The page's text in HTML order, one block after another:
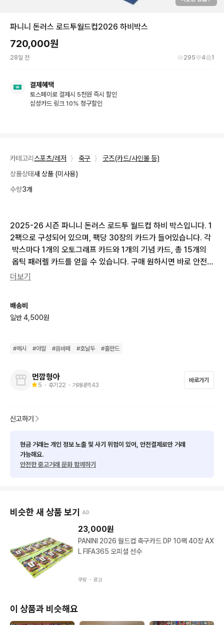
파니니 돈러스 로드투월드컵2026 하비박스
720,000원
28일 전 295 4 1
결제혜택
토스페이로 결제시 5천원 즉시 할인
삼성카드 링크 10% 청구할인
카테고리 스포츠/레저 〉 축구 〉
굿즈(카드/사인볼 등)
상품상태새 상품 (미사용)
수량3개
2025-26 시즌 파니니 돈러스 로드투 월드컵 하비 박스입니다. 1
2팩으로 구성되어 있으며, 팩당 30장의 카드가 들어있습니다. 각
박스마다 1개의 오토그래프 카드와 1개의 기념 카드, 총 15개의
옵틱 패러렐 카드를 얻을 수 있습니다. 구매 원하시면 바로 안전결
제 해주시면 됩니다!
더보기
배송비
일반 4,500원
#메시 #야말 #음바페 #호날두 #홀란드
먼깜형아
5 ・ 후기 22 ・ 거래내역 43
바로가기
신고하기
현금 거래는 개인 정보 노출 및 사기 위험이 있어, 안전결제로만 거래
가능해요.
안전한 중고거래 문화 함께하기
비슷한 새 상품 보기 AD
23,000원
PANINI 2026 월드컵 축구카드 DP 10팩 40장 AX
L FIFA365 오피셜 선수
쿠팡 ・ 광고
이 상품과 비슷해요